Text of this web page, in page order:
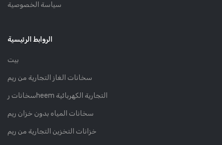
سياسة الخصوصية
الروابط الرئيسية
بيت
سخانات الغاز التجارية من ريم
سخانات رheem التجارية الكهربائية
سخانات المياه بدون خزان ريم
خزانات التخزين التجارية من ريم